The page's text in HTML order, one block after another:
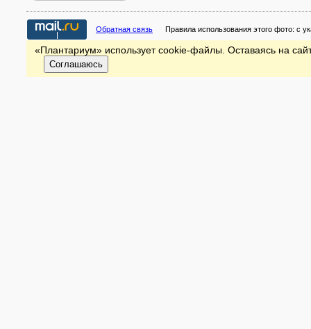
Обратная связь Правила использования этого фото: с
«Плантариум» использует cookie-файлы. Оставаясь на
Соглашаюсь